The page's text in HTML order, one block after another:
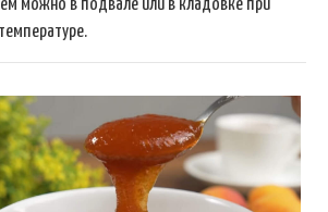
можно в подвале или в кладовке при